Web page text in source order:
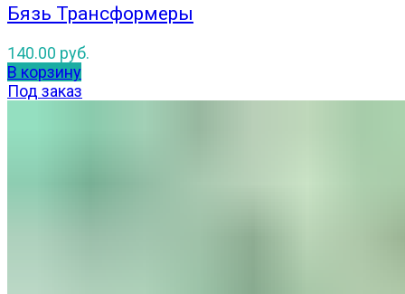
Бязь Трансформеры
140.00 руб.
В корзину
Под заказ